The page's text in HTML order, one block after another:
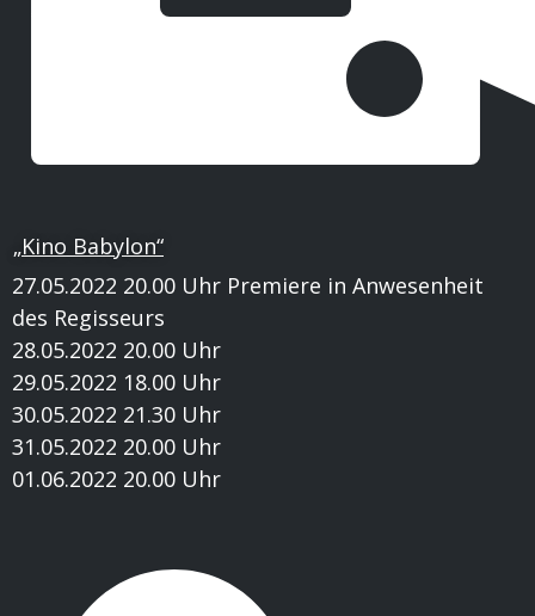
„Kino Babylon“
27.05.2022 20.00 Uhr Premiere in Anwesenheit
des Regisseurs
28.05.2022 20.00 Uhr
29.05.2022 18.00 Uhr
30.05.2022 21.30 Uhr
31.05.2022 20.00 Uhr
01.06.2022 20.00 Uhr